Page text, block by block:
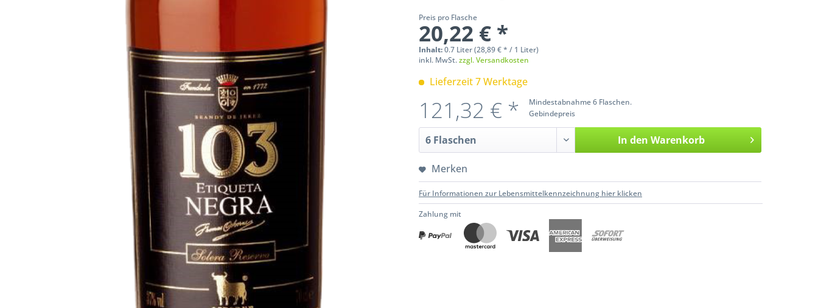
Preis pro Flasche
20,22 € *
Inhalt:0.7 Liter (28,89 € * / 1 Liter)
inkl. MwSt.zzgl. Versandkosten
Lieferzeit 7 Werktage
Mindestabnahme 6 Flaschen.
Gebindepreis
121,32 € *
In den Warenkorb
Merken
Für Informationen zur Lebensmittelkennzeichnung hier klicken
Zahlung mit